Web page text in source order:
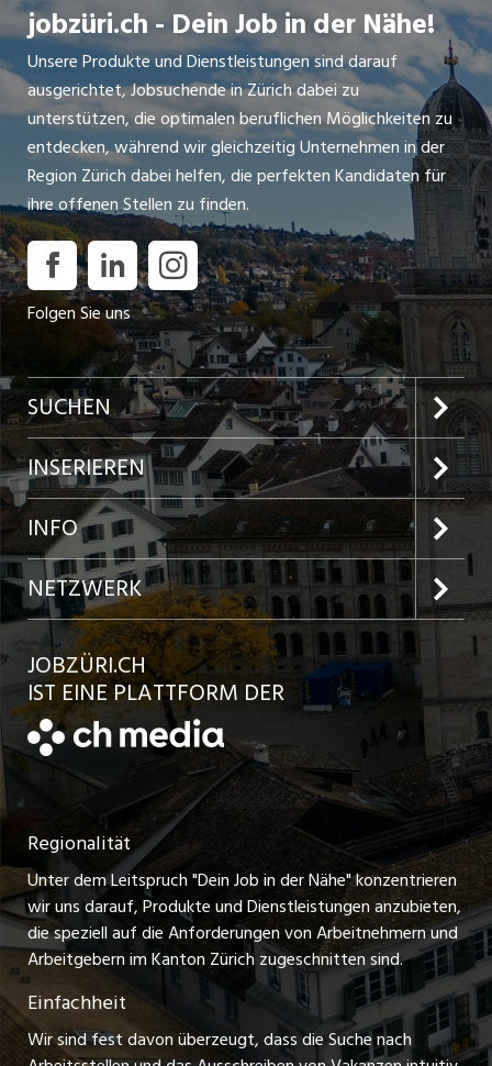
jobzüri.ch - Dein Job in der Nähe!
Unsere Produkte und Dienstleistungen sind darauf
ausgerichtet, Jobsuchende in Zürich dabei zu
unterstützen, die optimalen beruflichen Möglichkeiten zu
entdecken, während wir gleichzeitig Unternehmen in der
Region Zürich dabei helfen, die perfekten Kandidaten für
ihre offenen Stellen zu finden.
Folgen Sie uns
SUCHEN
Jobs im Kanton Zürich
Jobs in der Stadt Zürich
Jobs in der Stadt Winterthur
Jobs in der Stadt Bülach
Jobs in der Stadt Uster
Jobs in der Stadt Horgen
Festanstellungen
Temporäre Jobs
Freelance Jobs
Praktikum-Jobs
Lehrstellen
Ferienjobs
INSERIEREN
Preise und Leistungen
Inserat aufgeben
Kundenlogin
Schnittstelle
INFO
Team
Ratgeber
AGB
Datenschutzerklärung
Nutzungsbedingungen
Impressum
Stellenmeldepflicht
NETZWERK
jobbasel.ch
jobbern.ch
jobmittelland.ch
zentraljob.ch
myjob.ch
schaffu.ch (VS)
ajourjob.ch
limmattalerzeitung.ch
JOBZÜRI.CH
IST EINE PLATTFORM DER
Regionalität
Unter dem Leitspruch "Dein Job in der Nähe" konzentrieren
wir uns darauf, Produkte und Dienstleistungen anzubieten,
die speziell auf die Anforderungen von Arbeitnehmern und
Arbeitgebern im Kanton Zürich zugeschnitten sind.
Einfachheit
Wir sind fest davon überzeugt, dass die Suche nach